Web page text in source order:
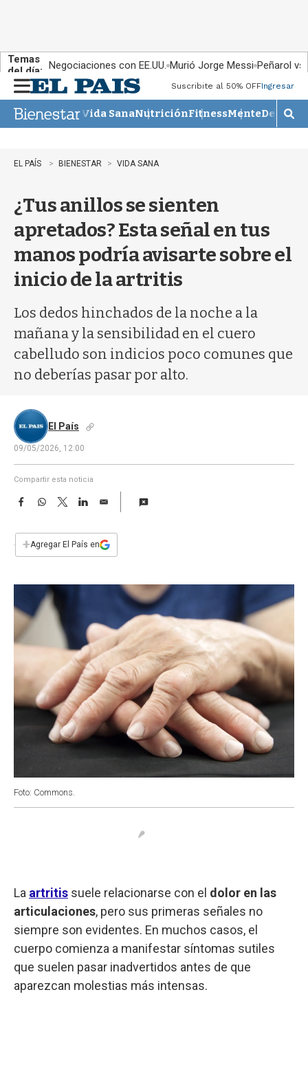
Temas
del día: Negociaciones con EE.UU. Murió Jorge Messi Peñarol
n
u
Suscribite al 50% OFFIngresar
Vida SanaNutriciónFitnessMente
M
o
q
EL PAÍS BIENESTAR VIDA SANA
¿Tus anillos se sienten
apretados? Esta señal en tus
manos podría avisarte sobre el
inicio de la artritis
Los dedos hinchados de la noche a la
mañana y la sensibilidad en el cuero
cabelludo son indicios poco comunes que
no deberías pasar por alto.
El País
09/05/2026, 12:00
Compartir esta noticia
F
e
b
W
s
p
T
w
t
L
E
i
l
+Agregar El País en
Foto: Commons.
La artritis suele relacionarse con el dolor en las
articulaciones, pero sus primeras señales no
siempre son evidentes. En muchos casos, el
cuerpo comienza a manifestar síntomas sutiles
que suelen pasar inadvertidos antes de que
aparezcan molestias más intensas.